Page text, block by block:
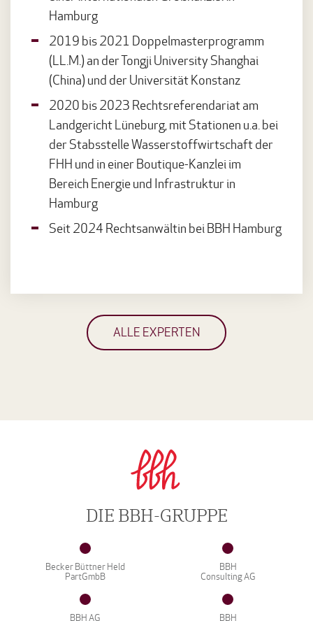
Hamburg
2019 bis 2021 Doppelmasterprogramm
(LL.M.) an der Tongji University Shanghai
(China) und der Universität Konstanz
2020 bis 2023 Rechtsreferendariat am
Landgericht Lüneburg, mit Stationen u.a. bei
der Stabsstelle Wasserstoffwirtschaft der
FHH und in einer Boutique-Kanzlei im
Bereich Energie und Infrastruktur in
Hamburg
Seit 2024 Rechtsanwältin bei BBH Hamburg
ALLE EXPERTEN
DIE BBH-GRUPPE
Becker Büttner Held
PartGmbB
BBH
Consulting AG
BBH AG BBH